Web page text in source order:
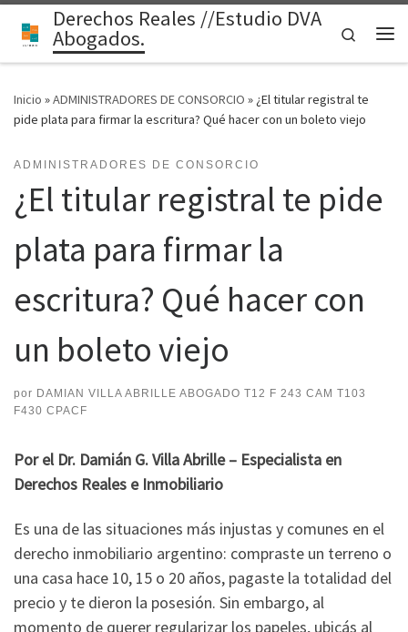
Saltar al contenido
Derechos Reales //Estudio DVA
Abogados.
Search
Inicio »ADMINISTRADORES DE CONSORCIO » ¿El titular registral te
pide plata para firmar la escritura? Qué hacer con un boleto viejo
ADMINISTRADORES DE CONSORCIO
¿El titular registral te pide
plata para firmar la
escritura? Qué hacer con
un boleto viejo
por DAMIAN VILLA ABRILLE ABOGADO T12 F 243 CAM T103
F430 CPACF
Por el Dr. Damián G. Villa Abrille – Especialista en
Derechos Reales e Inmobiliario
Es una de las situaciones más injustas y comunes en el
derecho inmobiliario argentino: compraste un terreno o
una casa hace 10, 15 o 20 años, pagaste la totalidad del
precio y te dieron la posesión. Sin embargo, al
momento de querer regularizar los papeles, ubicás al